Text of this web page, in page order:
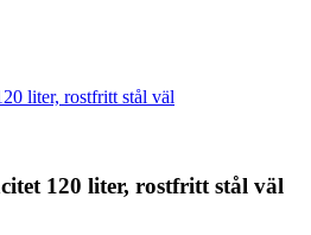
liter, rostfritt stål väl
120 liter, rostfritt stål väl